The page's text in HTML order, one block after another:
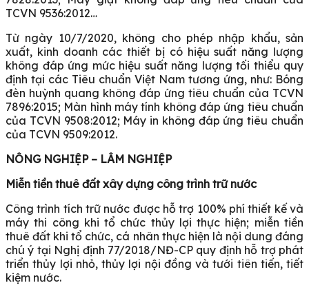
TCVN 9536:2012…
Từ ngày 10/7/2020, không cho phép nhập khẩu, sản
xuất, kinh doanh các thiết bị có hiệu suất năng lượng
không đáp ứng mức hiệu suất năng lượng tối thiểu quy
định tại các Tiêu chuẩn Việt Nam tương ứng, như: Bóng
đèn huỳnh quang không đáp ứng tiêu chuẩn của TCVN
7896:2015; Màn hình máy tính không đáp ứng tiêu chuẩn
của TCVN 9508:2012; Máy in không đáp ứng tiêu chuẩn
của TCVN 9509:2012.
NÔNG NGHIỆP – LÂM NGHIỆP
Miễn tiền thuê đất xây dựng công trình trữ nước
Công trình tích trữ nước được hỗ trợ 100% phí thiết kế và
máy thi công khi tổ chức thủy lợi thực hiện; miễn tiền
thuê đất khi tổ chức, cá nhân thực hiện là nội dung đáng
chú ý tại Nghị định 77/2018/NĐ-CP quy định hỗ trợ phát
triển thủy lợi nhỏ, thủy lợi nội đồng và tưới tiên tiến, tiết
kiệm nước.